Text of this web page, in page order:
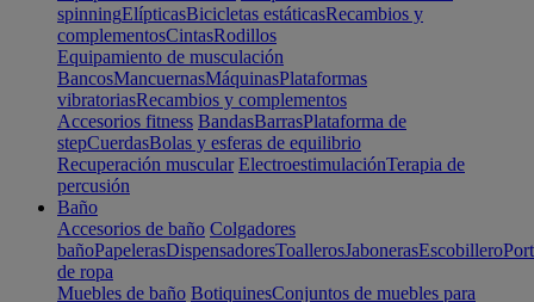
spinningElípticasBicicletas estáticasRecambios y
complementosCintasRodillos
Equipamiento de musculación
BancosMancuernasMáquinasPlataformas
vibratoriasRecambios y complementos
Accesorios fitness BandasBarrasPlataforma de
stepCuerdasBolas y esferas de equilibrio
Recuperación muscular ElectroestimulaciónTerapia de
percusión
Baño
Accesorios de baño Colgadores
bañoPapelerasDispensadoresToallerosJabonerasEscobillero
de ropa
Muebles de baño BotiquinesConjuntos de muebles para